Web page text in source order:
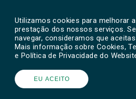
Utilizamos cookies para melhorar
prestação dos nossos serviços.
navegar, consideramos que
Mais informação sobre Cookies,
e Política de Privacidade do
EU ACEITO
Powered by © PAN 2026